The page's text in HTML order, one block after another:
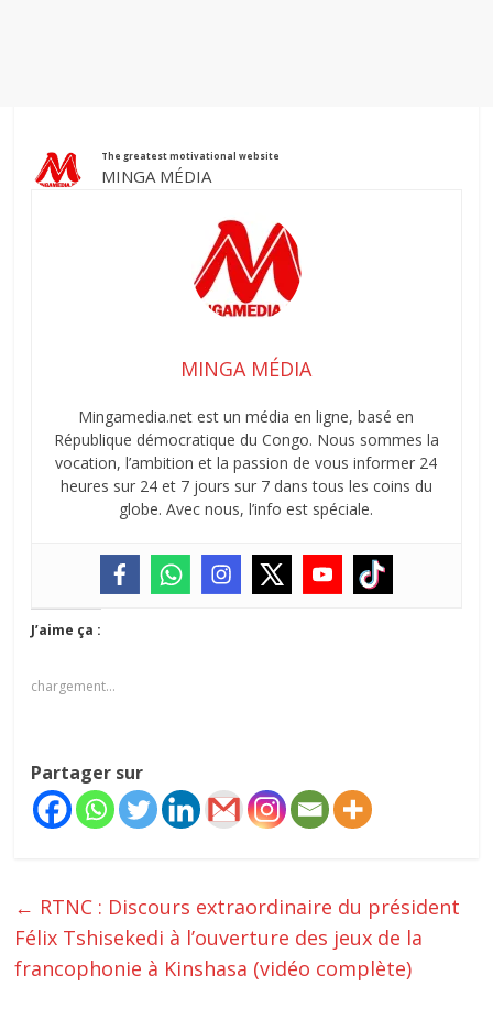
The greatest motivational website
MINGA MÉDIA
MINGA MÉDIA
Mingamedia.net est un média en ligne, basé en
République démocratique du Congo. Nous sommes la
vocation, l’ambition et la passion de vous informer 24
heures sur 24 et 7 jours sur 7 dans tous les coins du
globe. Avec nous, l’info est spéciale.
J’aime ça :
chargement…
Partager sur
← RTNC : Discours extraordinaire du président
Félix Tshisekedi à l’ouverture des jeux de la
francophonie à Kinshasa (vidéo complète)